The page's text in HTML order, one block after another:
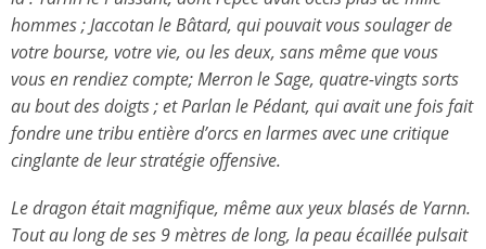
hommes ; Jaccotan le Bâtard, qui pouvait vous soulager de
votre bourse, votre vie, ou les deux, sans même que vous
vous en rendiez compte; Merron le Sage, quatre-vingts sorts
au bout des doigts ; et Parlan le Pédant, qui avait une fois fait
fondre une tribu entière d’orcs en larmes avec une critique
cinglante de leur stratégie offensive.
Le dragon était magnifique, même aux yeux blasés de Yarnn.
Tout au long de ses 9 mètres de long, la peau écaillée pulsait